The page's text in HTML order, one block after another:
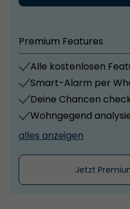
Premium Features
Alle kostenlosen
Smart-Alarm per
Deine Chancen
Wohngegend
alles anzeigen
Jetzt